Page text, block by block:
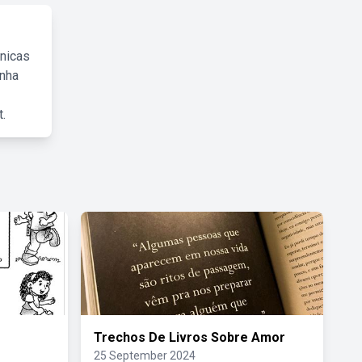
Trechos De Livros Sobre Amor
25 September 2024